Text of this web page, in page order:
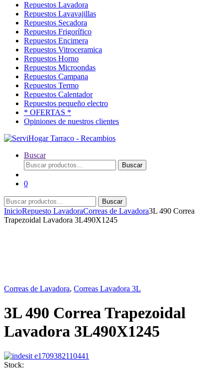
Repuestos Lavadora
Repuestos Lavavajillas
Repuestos Secadora
Repuestos Frigorífico
Repuestos Encimera
Repuestos Vitroceramica
Repuestos Horno
Repuestos Microondas
Repuestos Campana
Repuestos Termo
Repuestos Calentador
Repuestos pequeño electro
* OFERTAS *
Opiniones de nuestros clientes
Buscar
Buscar
por:
Buscar
0
Buscar
por:
Buscar
InicioRepuesto LavadoraCorreas de Lavadora3L 490 Correa
Trapezoidal Lavadora 3L490X1245
Correas de Lavadora, Correas Lavadora 3L
3L 490 Correa Trapezoidal
Lavadora 3L490X1245
Stock: